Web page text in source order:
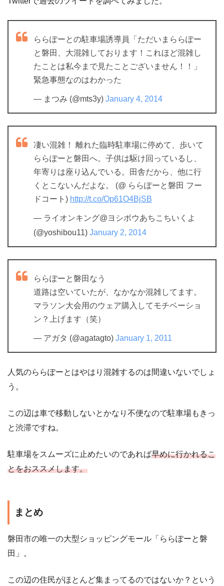
ららぽーとの駐車場誘導員「ただいまららぽー
と磐田、大混雑しております！これほど混雑し
たことは私今まで見たことございません！！」
緊急事態なのはわかった
— まつみ (@mts3y) January 4, 2014
凄い混雑！ 離れた臨時駐車場に停めて、歩いて
ららぽーと磐田へ。子供は駆け回っているし、
年寄りは座り込んでいる。田舎だから、他に行
くとこないんだよな。 (@ ららぽーと磐田 フー
ドコート) http://t.co/Op61O4BjSB
— ライオンキング@ヨシボウあちこちいくよ
(@yoshibou11) January 2, 2014
ららぽーと磐田なう
道路は空いていたが、なかなか混雑してます。
マラソン大会用のウェア購入してモチベーショ
ン？上げます（笑）
— アガタ (@agatagto) January 1, 2011
人気のららぽーとはやはり混雑するのは間違いないでしょ
う。
この辺は車で移動しないとかなり不便なので駐車場もきっ
と渋滞ですね。
駐車場をスムーズに止めたいのであれば早めに行かれるこ
とをおススメします。
まとめ
磐田市の唯一の大型ショッピングモール「ららぽーと磐
田」。
この辺の住民がほとんど集まってるのではないか？という